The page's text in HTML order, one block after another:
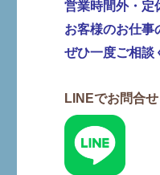
営業時間外・定
お客様のお仕事
ぜひ一度ご相談
LINEでお問合せ